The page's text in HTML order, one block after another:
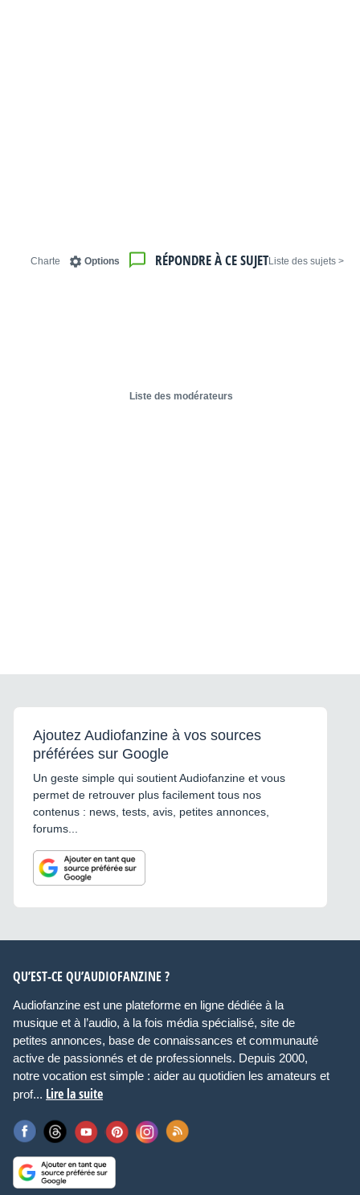
< Liste des sujets
RÉPONDRE À CE SUJET
Options
Charte
Liste des modérateurs
Ajoutez Audiofanzine à vos sources
préférées sur Google
Un geste simple qui soutient Audiofanzine et vous
permet de retrouver plus facilement tous nos
contenus : news, tests, avis, petites annonces,
forums...
QU’EST-CE QU’AUDIOFANZINE ?
Audiofanzine est une plateforme en ligne dédiée à la
musique et à l’audio, à la fois média spécialisé, site de
petites annonces, base de connaissances et communauté
active de passionnés et de professionnels. Depuis 2000,
notre vocation est simple : aider au quotidien les amateurs et
prof... Lire la suite